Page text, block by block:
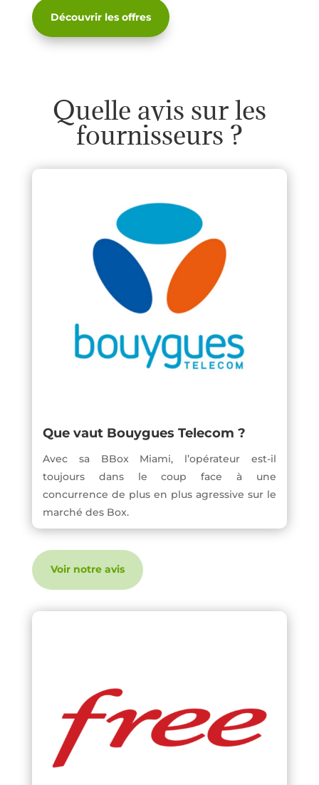
Découvrir les offres
Quelle avis sur les
fournisseurs ?
Que vaut Bouygues Telecom ?
Avec sa BBox Miami, l’opérateur est-il
toujours dans le coup face à une
concurrence de plus en plus agressive sur le
marché des Box.
Voir notre avis